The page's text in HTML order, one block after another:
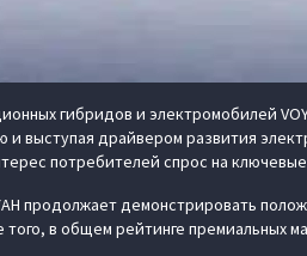
гибридов и электромобилей
выступая драйвером развития
потребителей спрос на
продолжает демонстрировать
того, в общем рейтинге премиальных